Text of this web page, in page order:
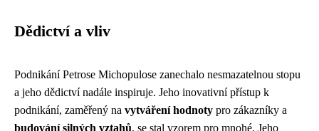
Dědictví a vliv
Podnikání Petrose Michopulose zanechalo nesmazatelnou stopu
a jeho dědictví nadále inspiruje. Jeho inovativní přístup k
podnikání, zaměřený na vytváření hodnoty pro zákazníky a
budování silných vztahů, se stal vzorem pro mnohé. Jeho